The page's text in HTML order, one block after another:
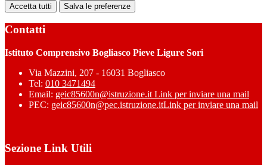
Accetta tutti Salva le preferenze
Contatti
Istituto Comprensivo Bogliasco Pieve Ligure Sori
Via Mazzini, 207 - 16031 Bogliasco
Tel: 010 3471494
Email: geic85600n@istruzione.it Link per inviare una mail
PEC: geic85600n@pec.istruzione.itLink per inviare una mail
Sezione Link Utili